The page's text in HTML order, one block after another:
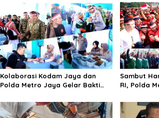
Kolaborasi Kodam Jaya dan
Polda Metro Jaya Gelar Bakti
Sambut
RI, Polda